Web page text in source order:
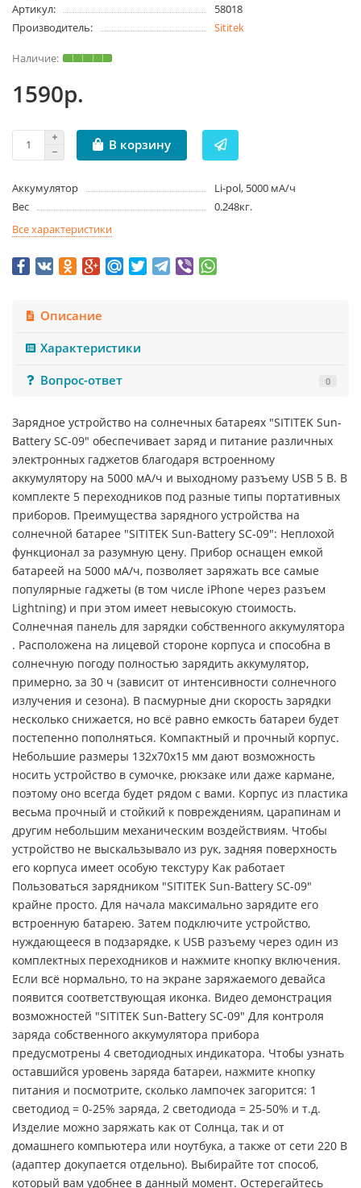
Артикул:
58018
Производитель:
Sititek
1590р.
В корзину
Аккумулятор
Li-pol, 5000 мА/ч
Вес
0.248кг.
Все характеристики
Описание
Характеристики
Вопрос-ответ
0
Зарядное устройство на солнечных батареях "SITITEK Sun-
Battery SC-09" обеспечивает заряд и питание различных
электронных гаджетов благодаря встроенному
аккумулятору на 5000 мА/ч и выходному разъему USB 5 В. В
комплекте 5 переходников под разные типы портативных
приборов. Преимущества зарядного устройства на
солнечной батарее "SITITEK Sun-Battery SC-09": Неплохой
функционал за разумную цену. Прибор оснащен емкой
батареей на 5000 мА/ч, позволяет заряжать все самые
популярные гаджеты (в том числе iPhone через разъем
Lightning) и при этом имеет невысокую стоимость.
Солнечная панель для зарядки собственного аккумулятора
. Расположена на лицевой стороне корпуса и способна в
солнечную погоду полностью зарядить аккумулятор,
примерно, за 30 ч (зависит от интенсивности солнечного
излучения и сезона). В пасмурные дни скорость зарядки
несколько снижается, но всё равно емкость батареи будет
постепенно пополняться. Компактный и прочный корпус.
Небольшие размеры 132x70x15 мм дают возможность
носить устройство в сумочке, рюкзаке или даже кармане,
поэтому оно всегда будет рядом с вами. Корпус из пластика
весьма прочный и стойкий к повреждениям, царапинам и
другим небольшим механическим воздействиям. Чтобы
устройство не выскальзывало из рук, задняя поверхность
его корпуса имеет особую текстуру Как работает
Пользоваться зарядником "SITITEK Sun-Battery SC-09"
крайне просто. Для начала максимально зарядите его
встроенную батарею. Затем подключите устройство,
нуждающееся в подзарядке, к USB разъему через один из
комплектных переходников и нажмите кнопку включения.
Если всё нормально, то на экране заряжаемого девайса
появится соответствующая иконка. Видео демонстрация
возможностей "SITITEK Sun-Battery SC-09" Для контроля
заряда собственного аккумулятора прибора
предусмотрены 4 светодиодных индикатора. Чтобы узнать
оставшийся уровень заряда батареи, нажмите кнопку
питания и посмотрите, сколько лампочек загорится: 1
светодиод = 0-25% заряда, 2 светодиода = 25-50% и т.д.
Изделие можно заряжать как от Солнца, так и от
домашнего компьютера или ноутбука, а также от сети 220 В
(адаптер докупается отдельно). Выбирайте тот способ,
который вам удобнее в данный момент. Остерегайтесь